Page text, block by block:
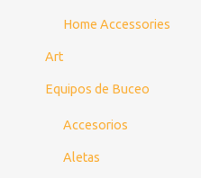
Home Accessories
Art
Equipos de Buceo
Accesorios
Aletas